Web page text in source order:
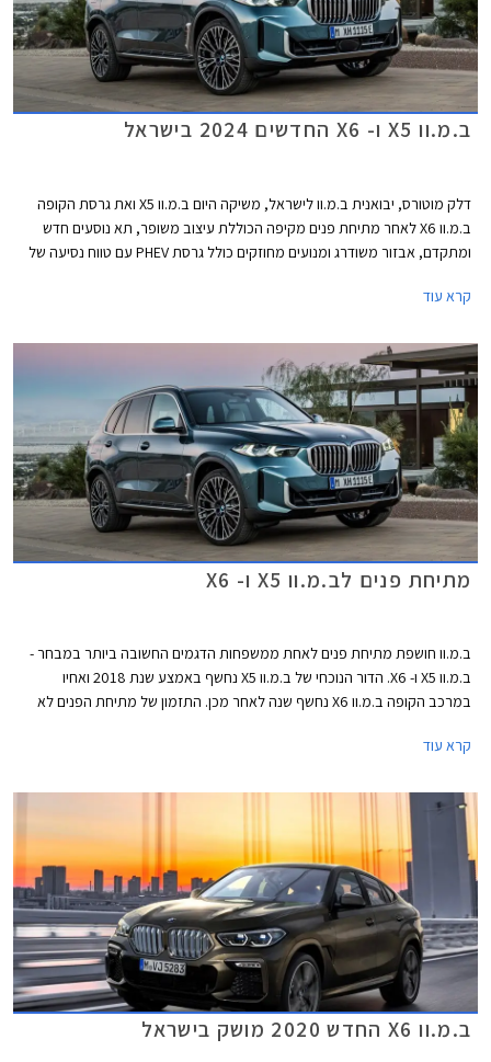
ב.מ.וו X5 ו- X6 החדשים 2024 בישראל
דלק מוטורס, יבואנית ב.מ.וו לישראל, משיקה היום ב.מ.וו X5 ואת גרסת הקופה
ב.מ.וו X6 לאחר מתיחת פנים מקיפה הכוללת עיצוב משופר, תא נוסעים חדש
ומתקדם, אבזור משודרג ומנועים מחוזקים כולל גרסת PHEV עם טווח נסיעה של
קופה, אאודי Q7 ו- Q8, וג'נסיס GV80 אשר קיבל לאחרונה גרסת קופה.
קרא עוד
מתיחת פנים לב.מ.וו X5 ו- X6
ב.מ.וו חושפת מתיחת פנים לאחת ממשפחות הדגמים החשובה ביותר במבחר -
ב.מ.וו X5 ו- X6. הדור הנוכחי של ב.מ.וו X5 נחשף באמצע שנת 2018 ואחיו
במרכב הקופה ב.מ.וו X6 נחשף שנה לאחר מכן. התזמון של מתיחת הפנים לא
המיוצרת במפעל דדונג הסיני אותו מפעילה ב.מ.וו בשיתוף פעולה עם קונצרן
בריליאנס הסיני.
קרא עוד
ב.מ.וו X6 החדש 2020 מושק בישראל